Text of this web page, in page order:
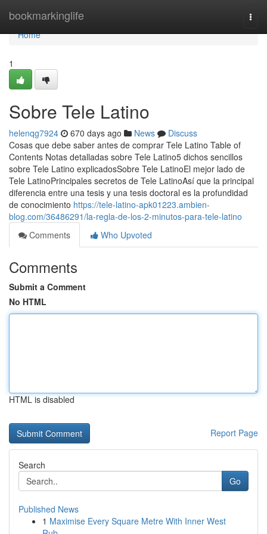
bookmarkinglife
Home
Home
1
Sobre Tele Latino
helenqg7924 670 days ago News
Discuss
Cosas que debe saber antes de comprar Tele Latino Table of
Contents Notas detalladas sobre Tele Latino5 dichos sencillos
sobre Tele Latino explicadosSobre Tele LatinoEl mejor lado de
Tele LatinoPrincipales secretos de Tele LatinoAsí que la principal
diferencia entre una tesis y una tesis doctoral es la profundidad
de conocimiento https://tele-latino-apk01223.ambien-
blog.com/36486291/la-regla-de-los-2-minutos-para-tele-latino
Comments
Who Upvoted
Comments
Submit a Comment
No HTML
HTML is disabled
Report Page
Search
Go
Published News
1 Maximise Every Square Metre With Inner West